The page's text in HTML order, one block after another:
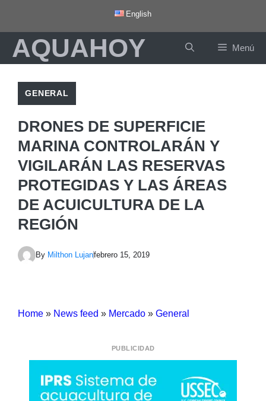
contenido
English
AQUAHOY Menú
GENERAL
DRONES DE SUPERFICIE
MARINA CONTROLARÁN Y
VIGILARÁN LAS RESERVAS
PROTEGIDAS Y LAS ÁREAS
DE ACUICULTURA DE LA
REGIÓN
By Milthon Lujanfebrero 15, 2019
Home » News feed » Mercado » General
PUBLICIDAD